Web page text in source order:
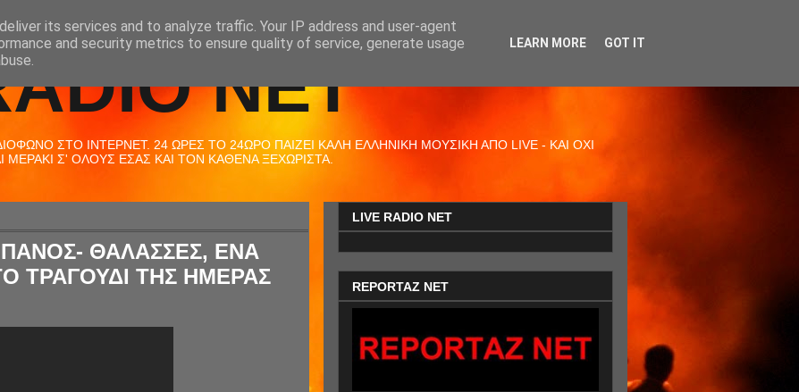
NET
ΣΤΟ ΙΝΤΕΡΝΕΤ. 24 ΩΡΕΣ ΤΟ 24ΩΡΟ ΠΑΙΖΕΙ ΚΑΛΗ ΕΛΛΗΝΙΚΗ ΜΟΥΣΙΚΗ ΑΠΟ LIVE - ΚΑΙ ΟΧΙ
Σ' ΟΛΟΥΣ ΕΣΑΣ ΚΑΙ ΤΟΝ ΚΑΘΕΝΑ ΞΕΧΩΡΙΣΤΑ.
ΘΑΛΑΣΣΕΣ, ΕΝΑ
ΤΡΑΓΟΥΔΙ ΤΗΣ ΗΜΕΡΑΣ
LIVE RADIO NET
REPORTAZ NET
its services and to analyze traffic. Your IP address and user-agent
and security metrics to ensure quality of service, generate usage
LEARN MORE GOT IT